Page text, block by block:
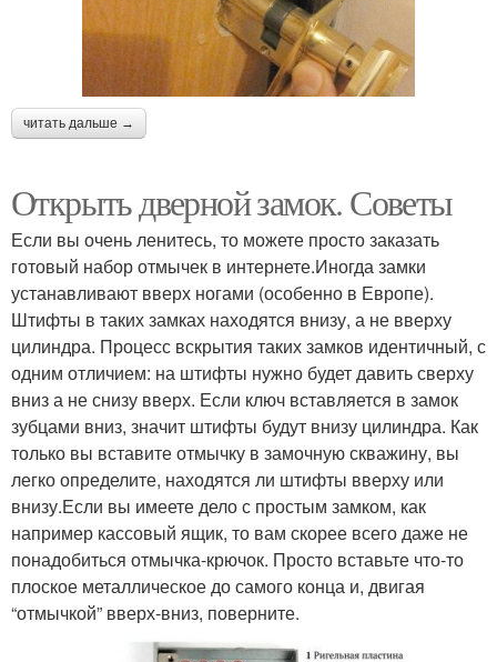
читать дальше →
Открыть дверной замок. Советы
Если вы очень ленитесь, то можете просто заказать
готовый набор отмычек в интернете.Иногда замки
устанавливают вверх ногами (особенно в Европе).
Штифты в таких замках находятся внизу, а не вверху
цилиндра. Процесс вскрытия таких замков идентичный, с
одним отличием: на штифты нужно будет давить сверху
вниз а не снизу вверх. Если ключ вставляется в замок
зубцами вниз, значит штифты будут внизу цилиндра. Как
только вы вставите отмычку в замочную скважину, вы
легко определите, находятся ли штифты вверху или
внизу.Если вы имеете дело с простым замком, как
например кассовый ящик, то вам скорее всего даже не
понадобиться отмычка-крючок. Просто вставьте что-то
плоское металлическое до самого конца и, двигая
“отмычкой” вверх-вниз, поверните.